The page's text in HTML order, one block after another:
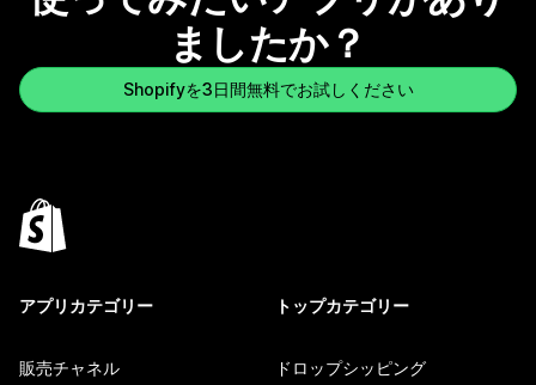
ましたか？
Shopifyを3日間無料でお試しください
アプリカテゴリー
販売チャネル
トップカテゴリー
ドロップシッピング